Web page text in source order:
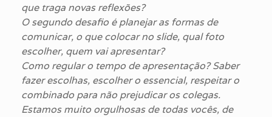
que traga novas reflexões?
O segundo desafio é planejar as formas de
comunicar, o que colocar no slide, qual foto
escolher, quem vai apresentar?
Como regular o tempo de apresentação? Saber
fazer escolhas, escolher o essencial, respeitar o
combinado para não prejudicar os colegas.
Estamos muito orgulhosas de todas vocês, de